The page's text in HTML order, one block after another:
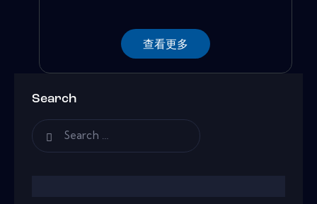
查看更多
Search